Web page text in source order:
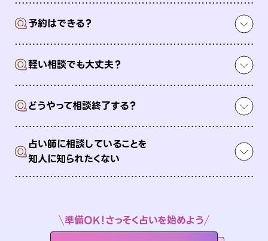
Q予約はできる？
Q軽い相談でも大丈夫？
Qどうやって相談終了する？
Q占い師に相談していることを
知人に知られたくない
準備OK！さっそく占いを始めよう